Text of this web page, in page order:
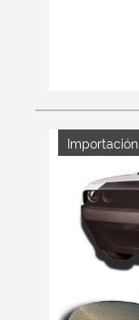
Importación